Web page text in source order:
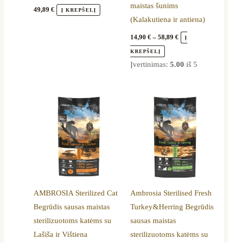
49,89€ Į KREPŠELĮ
maistas šunims
(Kalakutiena ir antiena)
14,90 € – 58,89 € Į
KREPŠELĮ
the
product
page
Įvertinimas: 5.00 iš 5
AMBROSIA Sterilized Cat
Begrūdis sausas maistas
sterilizuotoms katėms su
Lašiša ir Vištiena
Price
range:
13,79 €
through
37,99 €
This
product
has
multiple
variants.
The
may
be
chosen
on
Ambrosia Sterilised Fresh
Turkey&Herring Begrūdis
sausas maistas
sterilizuotoms katėms su
Price
range:
13,79 €
through
37,89 €
This
product
has
multiple
variants.
The
may
be
chosen
on